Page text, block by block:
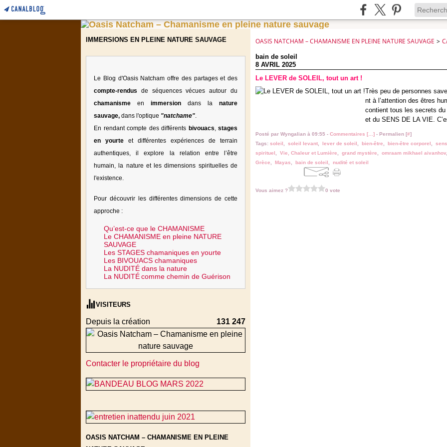
IMMERSIONS EN PLEINE NATURE SAUVAGE
Le Blog d'Oasis Natcham offre des partages et des
compte-rendus de séquences vécues autour du
chamanisme en immersion dans la nature
sauvage, dans l'optique "natchame".
En rendant compte des différents bivouacs, stages
en yourte et différentes expériences de terrain
authentiques, il explore la relation entre l’être
humain, la nature et les dimensions spirituelles de
l'existence.
Pour découvrir les différentes dimensions de cette
approche :
Qu’est-ce que le CHAMANISME
Le CHAMANISME en pleine NATURE
SAUVAGE
Les STAGES chamaniques en yourte
Les BIVOUACS chamaniques
La NUDITÉ dans la nature
La NUDITÉcomme chemin de Guérison
VISITEURS
Depuis la création 131 247
Contacter le propriétaire du blog
OASIS NATCHAM – CHAMANISME EN PLEINE
OASIS NATCHAM – CHAMANISME EN PLEINE NATURE SAUVAGE >
bain de soleil
8 AVRIL 2025
Le LEVER de SOLEIL, tout un art !
Très peu de personnes
nt à l’attention des êtres
contient tous les secrets du
et du SENS DE LA VIE.
Posté par Wyngalian à 09:55 - Commentaires [ ] - Permalien [#]
Tags: soleil soleil levant lever de soleil bien-être bien-être corporel
spirituel
Vie, Chaleur et Lumière grand mystère omraam mikhael aivanhov
Grèce
Mayas bain de soleil nudité et soleil
Vous aimez ? 0 vote